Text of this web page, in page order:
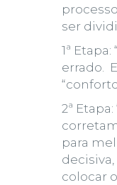
ser
1ª Etapa: “
errado.
2ª Etapa:
para
colocar